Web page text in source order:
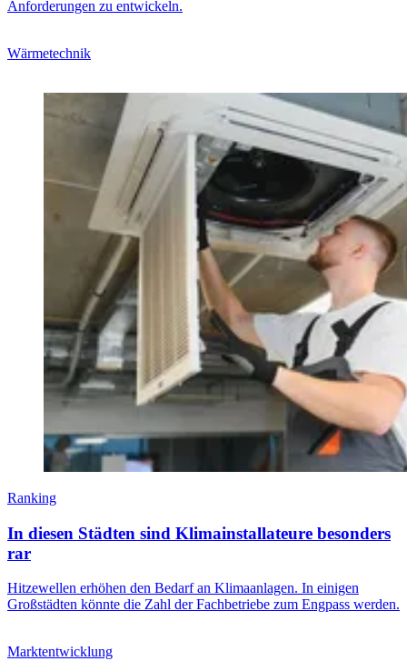
Anforderungen zu entwickeln.
Wärmetechnik
Ranking
In diesen Städten sind Klimainstallateure besonders
rar
Hitzewellen erhöhen den Bedarf an Klimaanlagen. In einigen
Großstädten könnte die Zahl der Fachbetriebe zum Engpass werden.
Marktentwicklung